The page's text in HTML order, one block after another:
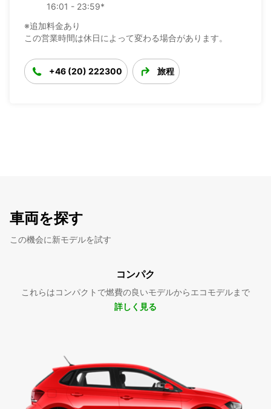
16:01 - 23:59*
※追加料金あり
この営業時間は休日によって変わる場合があります。
+46 (20) 222300 旅程
車両を探す
この機会に新モデルを試す
コンパク
これらはコンパクトで燃費の良いモデルからエコモデルまで
詳しく見る